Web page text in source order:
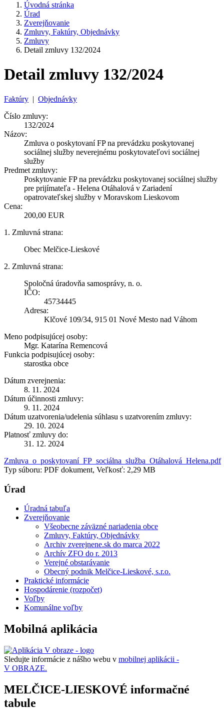
Úvodná stránka
Úrad
Zverejňovanie
Zmluvy, Faktúry, Objednávky
Zmluvy
Detail zmluvy 132/2024
Detail zmluvy 132/2024
Faktúry | Objednávky
Číslo zmluvy:
132/2024
Názov:
Zmluva o poskytovaní FP na prevádzku poskytovanej
sociálnej služby neverejnému poskytovateľovi sociálnej
služby
Predmet zmluvy:
Poskytovanie FP na prevádzku poskytovanej sociálnej služby
pre prijímateľa - Helena Otáhalová v Zariadení
opatrovateľskej služby v Moravskom Lieskovom
Cena:
200,00 EUR
1. Zmluvná strana:
Obec Melčice-Lieskové
2. Zmluvná strana:
Spoločná úradovňa samosprávy, n. o.
IČO:
45734445
Adresa:
Klčové 109/34, 915 01 Nové Mesto nad Váhom
Meno podpisujúcej osoby:
Mgr. Katarína Remencová
Funkcia podpisujúcej osoby:
starostka obce
Dátum zverejnenia:
8. 11. 2024
Dátum účinnosti zmluvy:
9. 11. 2024
Dátum uzatvorenia/udelenia súhlasu s uzatvorením zmluvy:
29. 10. 2024
Platnosť zmluvy do:
31. 12. 2024
Zmluva_o_poskytovaní_FP_sociálna_služba_Otáhalová_Helena.pdf
Typ súboru: PDF dokument, Veľkosť: 2,29 MB
Úrad
Úradná tabuľa
Zverejňovanie
Všeobecne záväzné nariadenia obce
Zmluvy, Faktúry, Objednávky
Archiv zverejnene.sk do marca 2022
Archív ZFO do r. 2013
Verejné obstarávanie
Obecný podnik Melčice-Lieskové, s.r.o.
Praktické informácie
Hospodárenie (rozpočet)
Voľby
Komunálne voľby
Mobilná aplikácia
Sledujte informácie z nášho webu v mobilnej aplikácii -
V OBRAZE.
MELČICE-LIESKOVÉ informačné
tabule